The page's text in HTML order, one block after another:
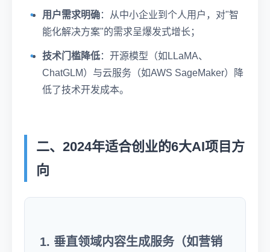
用户需求明确：从中小企业到个人用户，对"智
能化解决方案"的需求呈爆发式增长；
技术门槛降低：开源模型（如LLaMA、
ChatGLM）与云服务（如AWS SageMaker）降
低了技术开发成本。
二、2024年适合创业的6大AI项目方
向
1. 垂直领域内容生成服务（如营销